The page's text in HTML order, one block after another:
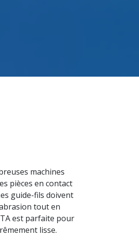
machines
pièces en contact
guide-fils doivent
tout en
est parfaite pour
lisse.